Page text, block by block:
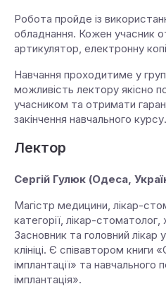
Робота пройде із
обладнання. Кожен учасник
артикулятор, електронну
Навчання проходитиме у
можливість лектору якісно
учасником та отримати
закінчення навчального курсу.
Лектор
Сергій Гулюк (Одеса,
Магістр медицини, лікар-
категорії, лікар-стоматолог,
Засновник та головний лікар
клініці. Є співавтором книги
імплантації» та навчального
імплантація».